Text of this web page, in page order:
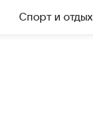
Спорт и отдых